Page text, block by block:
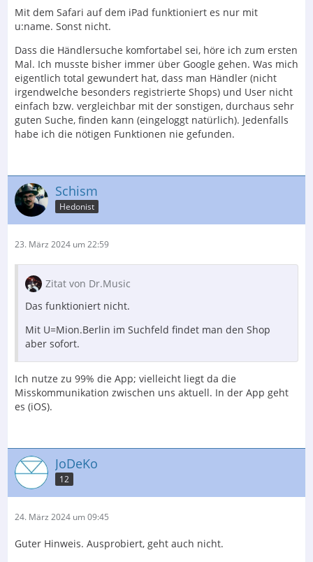
Mit dem Safari auf dem iPad funktioniert es nur mit
u:name. Sonst nicht.
Dass die Händlersuche komfortabel sei, höre ich zum ersten
Mal. Ich musste bisher immer über Google gehen. Was mich
eigentlich total gewundert hat, dass man Händler (nicht
irgendwelche besonders registrierte Shops) und User nicht
einfach bzw. vergleichbar mit der sonstigen, durchaus sehr
guten Suche, finden kann (eingeloggt natürlich). Jedenfalls
habe ich die nötigen Funktionen nie gefunden.
Schism
Hedonist
23. März 2024 um 22:59
Zitat von Dr.Music
Das funktioniert nicht.
Mit U=Mion.Berlin im Suchfeld findet man den Shop
aber sofort.
Ich nutze zu 99% die App; vielleicht liegt da die
Misskommunikation zwischen uns aktuell. In der App geht
es (iOS).
JoDeKo
12
24. März 2024 um 09:45
Guter Hinweis. Ausprobiert, geht auch nicht.